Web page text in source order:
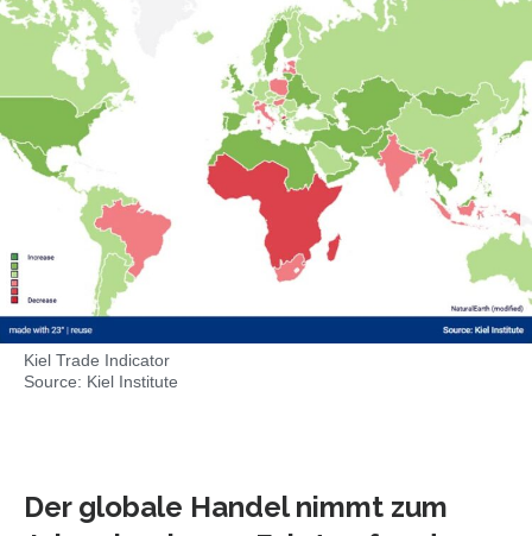
Kiel Trade Indicator
Source: Kiel Institute
Der globale Handel nimmt zum